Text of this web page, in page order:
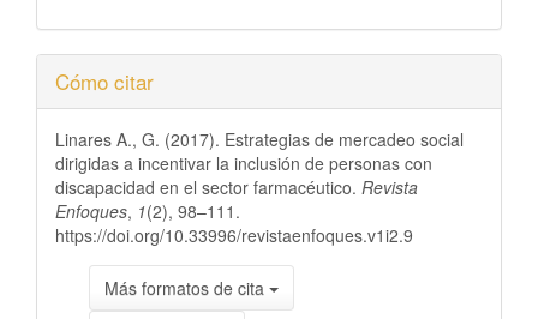
Detalles
del
artículo
Cómo citar
Linares A., G. (2017). Estrategias de mercadeo social
dirigidas a incentivar la inclusión de personas con
discapacidad en el sector farmacéutico. Revista
Enfoques, 1(2), 98–111.
https://doi.org/10.33996/revistaenfoques.v1i2.9
Más formatos de cita